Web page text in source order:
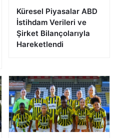
Küresel Piyasalar ABD
İstihdam Verileri ve
Şirket Bilançolarıyla
Hareketlendi